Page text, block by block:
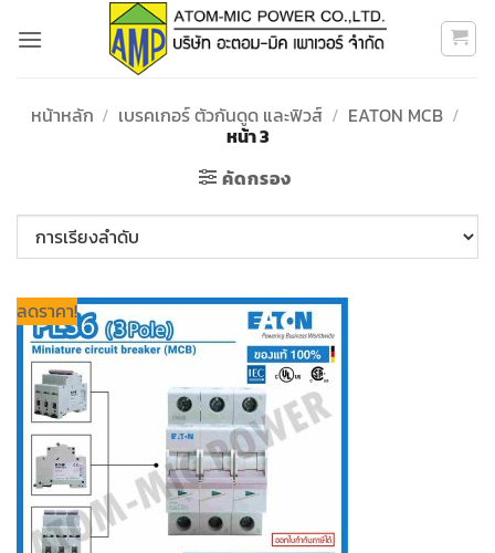
หน้าหลัก / เบรคเกอร์ ตัวกันดูด และฟิวส์ / EATON MCB /
หน้า 3
คัดกรอง
ลดราคา!